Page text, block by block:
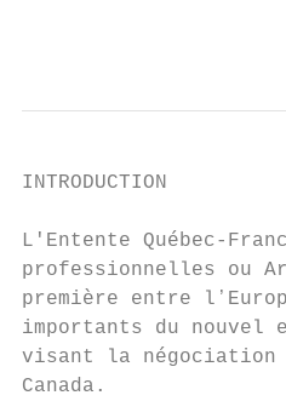
INTRODUCTION
L'Entente Québec-
professionnelles ou
première entre
importants du nouvel
visant la négociation
Canada.